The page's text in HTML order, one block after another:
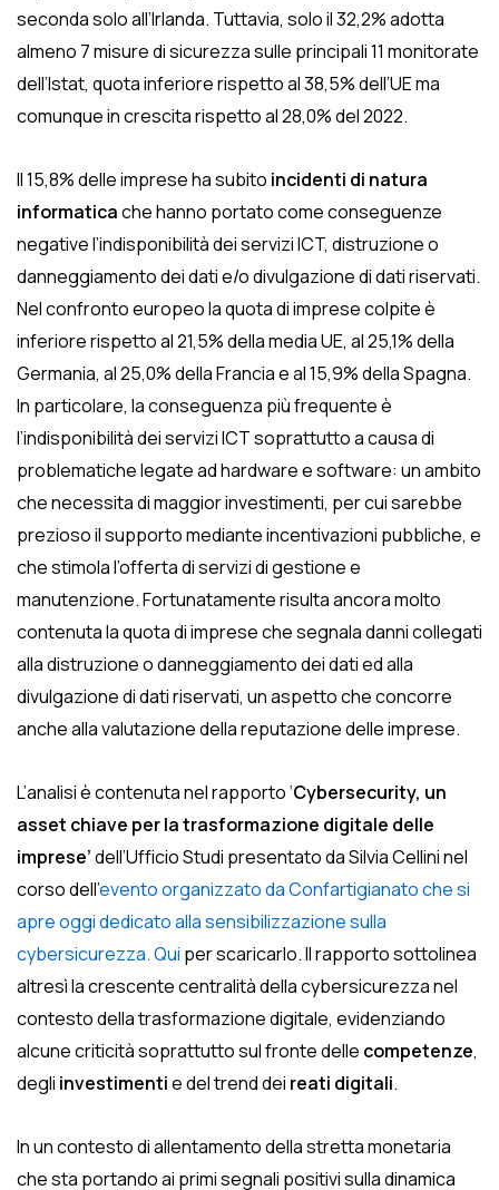
seconda solo all’Irlanda. Tuttavia, solo il 32,2% adotta
almeno 7 misure di sicurezza sulle principali 11 monitorate
dell’Istat, quota inferiore rispetto al 38,5% dell’UE ma
comunque in crescita rispetto al 28,0% del 2022.
Il 15,8% delle imprese ha subito incidenti di natura
informaticache hanno portato come conseguenze
negative l’indisponibilità dei servizi ICT, distruzione o
danneggiamento dei dati e/o divulgazione di dati riservati.
Nel confronto europeo la quota di imprese colpite è
inferiore rispetto al 21,5% della media UE, al 25,1% della
Germania, al 25,0% della Francia e al 15,9% della Spagna.
In particolare, la conseguenza più frequente è
l’indisponibilità dei servizi ICT soprattutto a causa di
problematiche legate ad hardware e software: un ambito
che necessita di maggior investimenti, per cui sarebbe
prezioso il supporto mediante incentivazioni pubbliche, e
che stimola l’offerta di servizi di gestione e
manutenzione. Fortunatamente risulta ancora molto
contenuta la quota di imprese che segnala danni collegati
alla distruzione o danneggiamento dei dati ed alla
divulgazione di dati riservati, un aspetto che concorre
anche alla valutazione della reputazione delle imprese.
L’analisi è contenuta nel rapporto ‘Cybersecurity, un
asset chiave per la trasformazione digitale delle
imprese’dell’Ufficio Studi presentato da Silvia Cellini nel
corso dell’evento organizzato da Confartigianato che si
apre oggi dedicato alla sensibilizzazione sulla
cybersicurezza.Qui per scaricarlo. Il rapporto sottolinea
altresì la crescente centralità della cybersicurezza nel
contesto della trasformazione digitale, evidenziando
alcune criticità soprattutto sul fronte delle competenze,
degli investimentie del trend dei reati digitali.
In un contesto di allentamento della stretta monetaria
che sta portando ai primi segnali positivi sulla dinamica